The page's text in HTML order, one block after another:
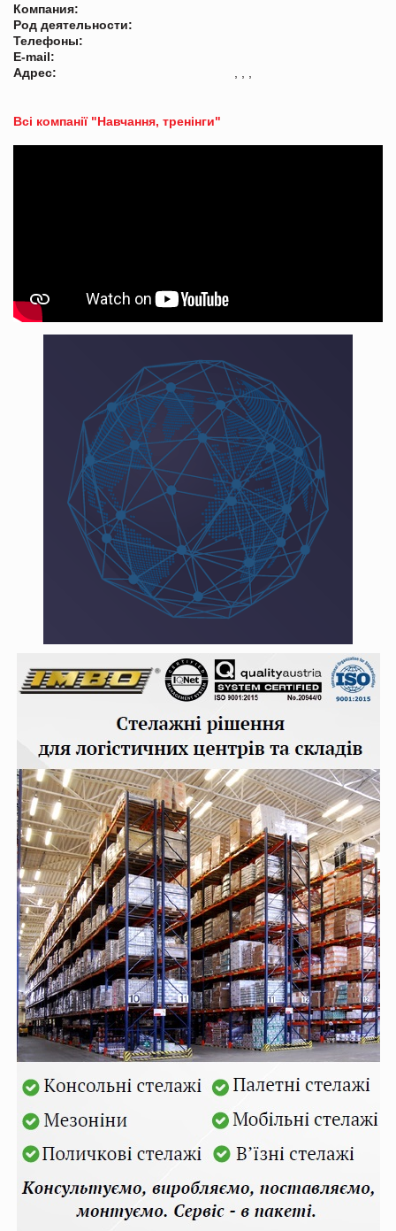
Компания:
Род деятельности:
Телефоны:
E-mail:
Адрес:
Всі компанії "Навчання, тренінги"